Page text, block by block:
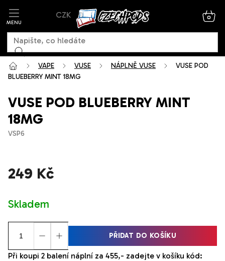
CZK
VAPE VUSE NÁPLNĚ VUSE
VUSE POD
BLUEBERRY MINT 18MG
VUSE POD BLUEBERRY MINT
18MG
VSP6
249 Kč
cena:
Skladem
PŘIDAT DO KOŠÍKU
Při koupi 2 balení náplní za 455,- zadejte v košíku kód: